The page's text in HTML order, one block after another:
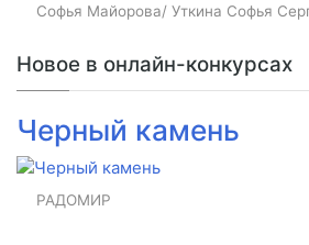
Софья Майорова/ Уткина Софья
Новое в онлайн-конкурсах
Черный камень
РАДОМИР